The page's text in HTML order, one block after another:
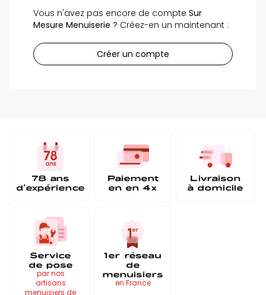
Vous n'avez pas encore de compte Sur
Mesure Menuiserie ? Créez-en un maintenant :
Créer un compte
78 ans
d'expérience
Paiement
en en 4x
Livraison
à domicile
Service
de pose
par nos
artisans
menuisiers de
1er réseau
de
menuisiers
en France